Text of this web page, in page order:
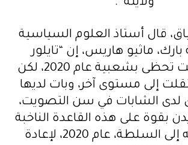
ولايته”.
قال أستاذ العلوم السياسية
ماثيو هاريس، إن “تايلور
سويفت، كانت تحظى بشعبية عام 2020، لكن
إلى مستوى آخر، وبات لديها
لدى الشابات في سن التصويت،
بقوة على هذه القاعدة الناخبة
التي أوصلته إلى السلطة، عام 2020، لإعادة